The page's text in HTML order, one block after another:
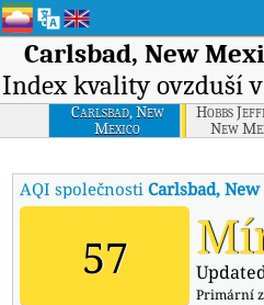
Carlsbad, New
Index kvality ovzduší
Carlsbad, New
Mexico
Hobbs
New
AQI společnostiCarlsbad, New
57
Primární